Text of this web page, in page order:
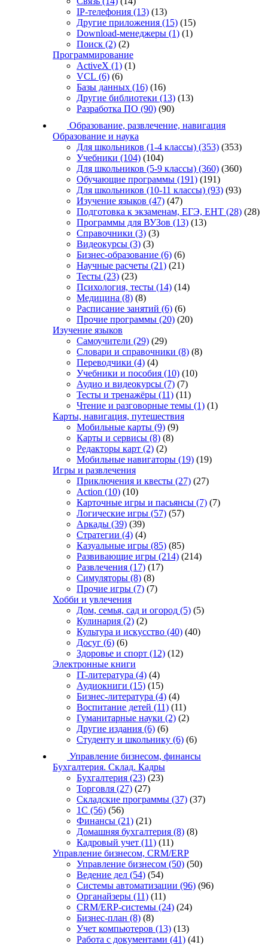
IP-телефония (13) (13)
Другие приложения (15) (15)
Download-менеджеры (1) (1)
Поиск (2) (2)
Программирование
ActiveX (1) (1)
VCL (6) (6)
Базы данных (16) (16)
Другие библиотеки (13) (13)
Разработка ПО (90) (90)
Образование, развлечение, навигация
Образование и наука
Для школьников (1-4 классы) (353) (353)
Учебники (104) (104)
Для школьников (5-9 классы) (360) (360)
Обучающие программы (191) (191)
Для школьников (10-11 классы) (93) (93)
Изучение языков (47) (47)
Подготовка к экзаменам, ЕГЭ, ЕНТ (28) (28)
Программы для ВУЗов (13) (13)
Справочники (3) (3)
Видеокурсы (3) (3)
Бизнес-образование (6) (6)
Научные расчеты (21) (21)
Тесты (23) (23)
Психология, тесты (14) (14)
Медицина (8) (8)
Расписание занятий (6) (6)
Прочие программы (20) (20)
Изучение языков
Самоучители (29) (29)
Словари и справочники (8) (8)
Переводчики (4) (4)
Учебники и пособия (10) (10)
Аудио и видеокурсы (7) (7)
Тесты и тренажёры (11) (11)
Чтение и разговорные темы (1) (1)
Карты, навигация, путешествия
Мобильные карты (9) (9)
Карты и сервисы (8) (8)
Редакторы карт (2) (2)
Мобильные навигаторы (19) (19)
Игры и развлечения
Приключения и квесты (27) (27)
Action (10) (10)
Карточные игры и пасьянсы (7) (7)
Логические игры (57) (57)
Аркады (39) (39)
Стратегии (4) (4)
Казуальные игры (85) (85)
Развивающие игры (214) (214)
Развлечения (17) (17)
Симуляторы (8) (8)
Прочие игры (7) (7)
Хобби и увлечения
Дом, семья, сад и огород (5) (5)
Кулинария (2) (2)
Культура и искусство (40) (40)
Досуг (6) (6)
Здоровье и спорт (12) (12)
Электронные книги
IT-литература (4) (4)
Аудиокниги (15) (15)
Бизнес-литература (4) (4)
Воспитание детей (11) (11)
Гуманитарные науки (2) (2)
Другие издания (6) (6)
Студенту и школьнику (6) (6)
Управление бизнесом, финансы
Бухгалтерия. Склад. Кадры
Бухгалтерия (23) (23)
Торговля (27) (27)
Складские программы (37) (37)
1С (56) (56)
Финансы (21) (21)
Домашняя бухгалтерия (8) (8)
Кадровый учет (11) (11)
Управление бизнесом, CRM/ERP
Управление бизнесом (50) (50)
Ведение дел (54) (54)
Системы автоматизации (96) (96)
Органайзеры (11) (11)
CRM/ERP-системы (24) (24)
Бизнес-план (8) (8)
Учет компьютеров (13) (13)
Работа с документами (41) (41)